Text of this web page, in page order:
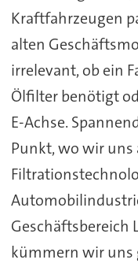
Kraftfahrzeugen
alten
irrelevant, ob ein
Ölfilter benötigt
E-Achse.
Punkt, wo wir uns
Geschäftsbereich
kümmern wir uns